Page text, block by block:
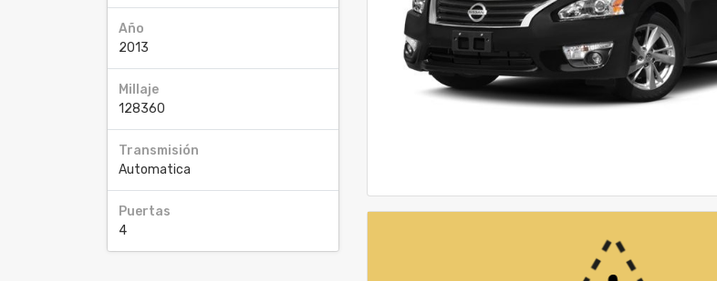
Año
2013
Millaje
128360
Transmisión
Automatica
Puertas
4